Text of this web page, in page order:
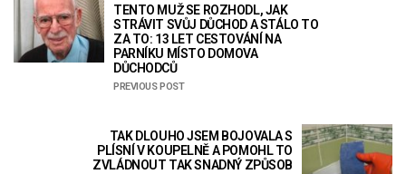
TENTO MUŽ SE ROZHODL, JAK
STRÁVIT SVŮJ DŮCHOD A STÁLO TO
ZA TO: 13 LET CESTOVÁNÍ NA
PARNÍKU MÍSTO DOMOVA
DŮCHODCŮ
PREVIOUS POST
TAK DLOUHO JSEM BOJOVALA S
PLÍSNÍ V KOUPELNĚ A POMOHL TO
ZVLÁDNOUT TAK SNADNÝ ZPŮSOB